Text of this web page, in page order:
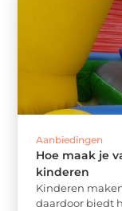
Aanbiedingen
Hoe maak je
kinderen
Kinderen
daardoor biedt